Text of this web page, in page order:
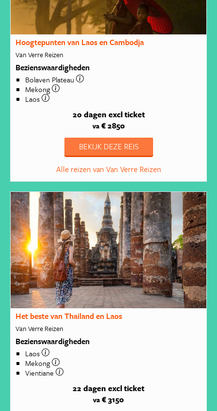
Hoogtepunten van Laos en Cambodja
Van Verre Reizen
Bezienswaardigheden
Bolaven Plateau
Mekong
Laos
20 dagen excl ticket
va€ 2850
BEKIJK DEZE REIS
Alle reizen van Van Verre Reizen
Het beste van Thailand en Laos
Van Verre Reizen
Bezienswaardigheden
Laos
Mekong
Vientiane
22 dagen excl ticket
va € 3150